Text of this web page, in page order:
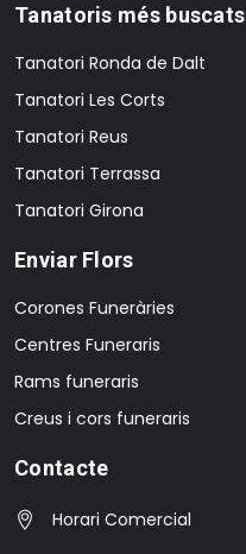
Tanatoris més buscats
Tanatori Ronda de Dalt
Tanatori Les Corts
Tanatori Reus
Tanatori Terrassa
Tanatori Girona
Enviar Flors
Corones Funeràries
Centres Funeraris
Rams funeraris
Creus i cors funeraris
Contacte
Horari Comercial